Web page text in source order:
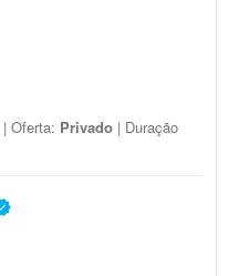
| Oferta: Privado | Duração